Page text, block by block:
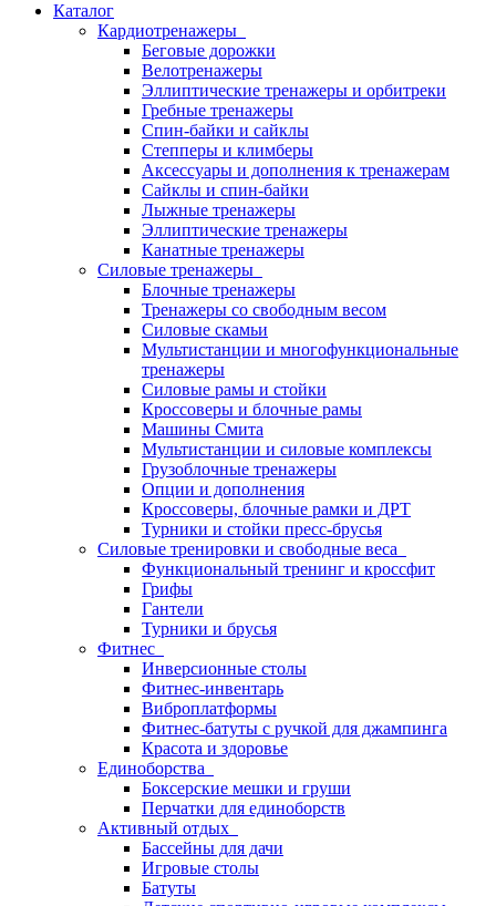
Каталог
Кардиотренажеры
Беговые дорожки
Велотренажеры
Эллиптические тренажеры и орбитреки
Гребные тренажеры
Спин-байки и сайклы
Степперы и климберы
Аксессуары и дополнения к тренажерам
Сайклы и спин-байки
Лыжные тренажеры
Эллиптические тренажеры
Канатные тренажеры
Силовые тренажеры
Блочные тренажеры
Тренажеры со свободным весом
Силовые скамьи
Мультистанции и многофункциональные
тренажеры
Силовые рамы и стойки
Кроссоверы и блочные рамы
Машины Смита
Мультистанции и силовые комплексы
Грузоблочные тренажеры
Опции и дополнения
Кроссоверы, блочные рамки и ДРТ
Турники и стойки пресс-брусья
Силовые тренировки и свободные веса
Функциональный тренинг и кроссфит
Грифы
Гантели
Турники и брусья
Фитнес
Инверсионные столы
Фитнес-инвентарь
Виброплатформы
Фитнес-батуты с ручкой для джампинга
Красота и здоровье
Единоборства
Боксерские мешки и груши
Перчатки для единоборств
Активный отдых
Бассейны для дачи
Игровые столы
Батуты